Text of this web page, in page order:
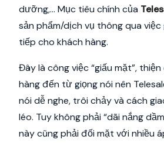
dưỡng,… Mục tiêu chính của
sản phẩm/dịch vụ thông qua
tiếp cho khách hàng.
Đây là công việc “giấu mặt”,
hàng đến từ giọng nói nên
nói dễ nghe, trôi chảy và cách
léo. Tuy không phải “dãi nắng
này cũng phải đối mặt với nhiều